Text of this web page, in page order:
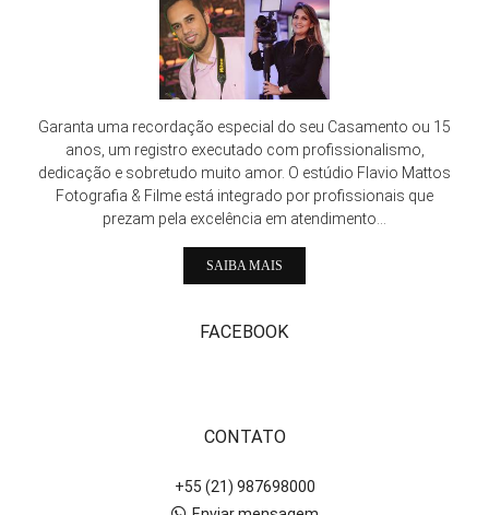
Garanta uma recordação especial do seu Casamento ou 15
anos, um registro executado com profissionalismo,
dedicação e sobretudo muito amor. O estúdio Flavio Mattos
Fotografia & Filme está integrado por profissionais que
prezam pela excelência em atendimento...
SAIBA MAIS
FACEBOOK
CONTATO
+55 (21) 987698000